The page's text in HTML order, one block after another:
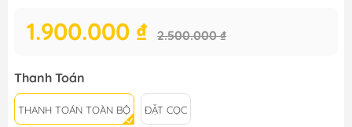
1.900.000 ₫ 2.500.000 ₫
Thanh Toán
THANH TOÁN TOÀN BỘ ĐẶT CỌC